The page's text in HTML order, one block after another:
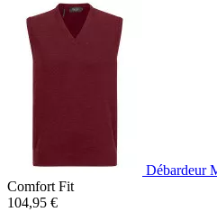
Débardeur
Comfort Fit
104,95 €